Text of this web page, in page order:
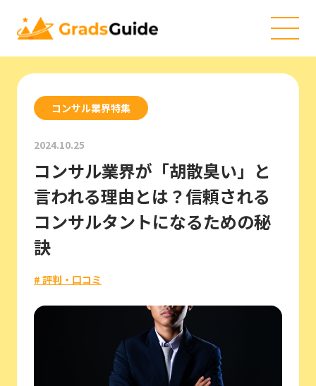
コンサル業界特集
2024.10.25
コンサル業界が「胡散臭い」と
言われる理由とは？信頼される
コンサルタントになるための秘
訣
# 評判・口コミ